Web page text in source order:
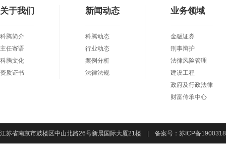
关于我们
科腾简介
主任寄语
科腾文化
资质证书
新闻动态
科腾动态
行业动态
案例分析
法律法规
业务领域
金融证券
刑事辩护
法律风险管理
建设工程
政府及行政法律
财富传承中心
江苏省南京市鼓楼区中山北路26号新晨国际大厦21楼 | 备案号： 苏ICP备